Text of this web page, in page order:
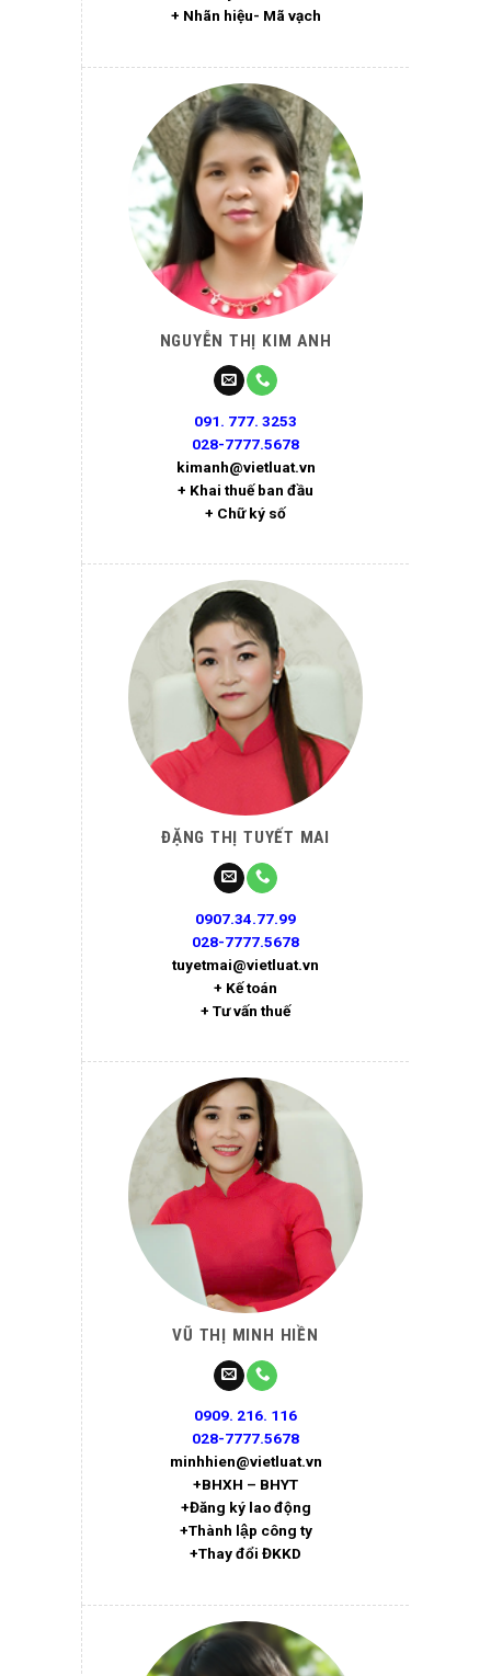
+ Nhãn hiệu- Mã vạch
NGUYỄN THỊ KIM ANH
091. 777. 3253
028-7777.5678
kimanh@vietluat.vn
+ Khai thuế ban đầu
+ Chữ ký số
ĐẶNG THỊ TUYẾT MAI
0907.34.77.99
028-7777.5678
tuyetmai@vietluat.vn
+ Kế toán
+ Tư vấn thuế
VŨ THỊ MINH HIỀN
0909. 216. 116
028-7777.5678
minhhien@vietluat.vn
+BHXH – BHYT
+Đăng ký lao động
+Thành lập công ty
+Thay đổi ĐKKD